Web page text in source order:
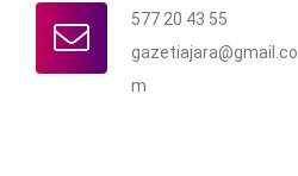
577 20 43 55
gazetiajara@gmail.co
m